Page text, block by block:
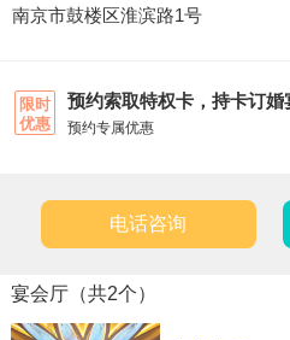
南京市鼓楼区淮滨路1号
限时
优惠
预约索取特权卡，持卡订婚
预约专属优惠
电话咨询
宴会厅（共2个）